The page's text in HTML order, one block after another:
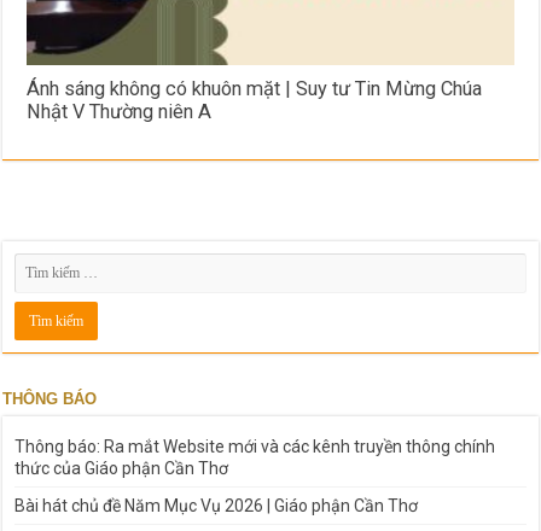
Ánh sáng không có khuôn mặt | Suy tư Tin Mừng Chúa
Nhật V Thường niên A
THÔNG BÁO
Thông báo: Ra mắt Website mới và các kênh truyền thông chính
thức của Giáo phận Cần Thơ
Bài hát chủ đề Năm Mục Vụ 2026 | Giáo phận Cần Thơ